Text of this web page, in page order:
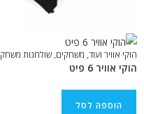
הוקי אוויר ועוד, משחקים, שולחנות משחק
הוקי אוויר 6 פיט
הוספה לסל